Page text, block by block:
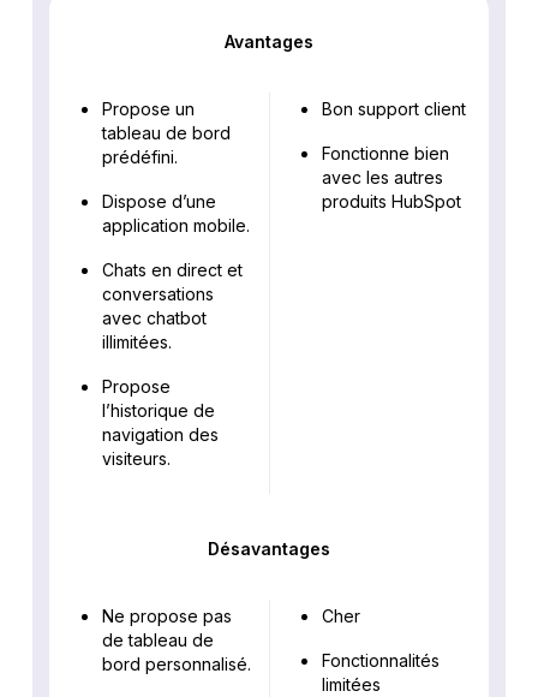
Avantages
Propose un
tableau de bord
prédéfini.
Dispose d’une
application mobile.
Chats en direct et
conversations
avec chatbot
illimitées.
Propose
l’historique de
navigation des
visiteurs.
Bon support client
Fonctionne bien
avec les autres
produits HubSpot
Désavantages
Ne propose pas
de tableau de
bord personnalisé.
Cher
Fonctionnalités
limitées